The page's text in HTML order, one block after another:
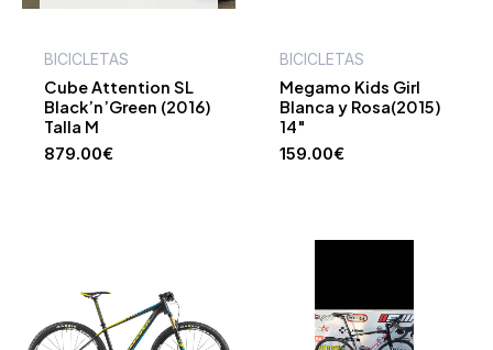
BICICLETAS
Cube Attention SL
Black’n’Green (2016)
Talla M
879.00€
BICICLETAS
Megamo Kids Girl
Blanca y Rosa(2015)
14″
159.00€